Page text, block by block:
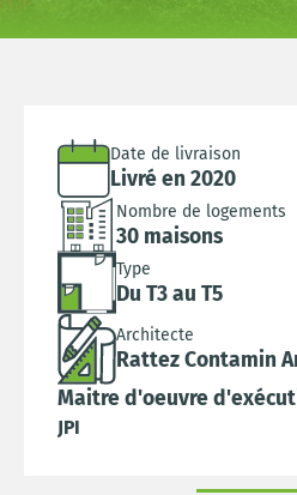
Date de livraison
Livré en 2020
Nombre de logements
30 maisons
Type
Du T3 au T5
Architecte
Rattez Contamin
Maitre d'oeuvre
JPI